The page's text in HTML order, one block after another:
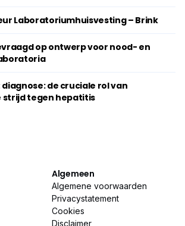
Laboratoriumhuisvesting – Brink
op ontwerp voor nood- en
de cruciale rol van
strijd tegen hepatitis
Algemeen
Algemene voorwaarden
Privacystatement
Cookies
Disclaimer